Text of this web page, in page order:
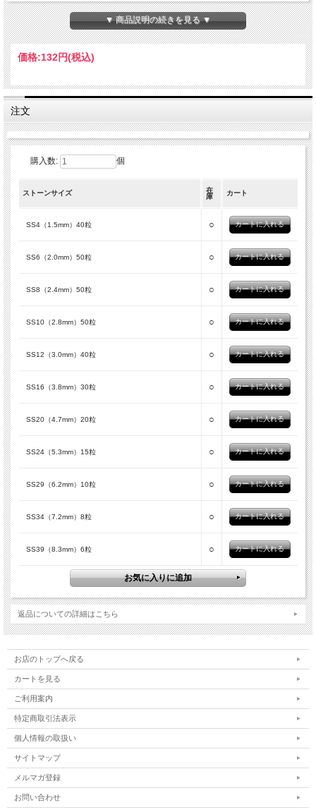
稀に少量欠けているストーンが入っていることもございます。
何卒ご容赦下さいませ。
大きいサイズは上から見てもあまり分からない程度ですが、
縁に細かい凹凸や淵がギザギザしているものもございます。
SS4（1.5mm）40粒
SS8 （2.4mm）50粒
SS10（2.8mm）50粒
SS12（3.0mm）40粒
SS16（3.8mm）30粒
SS20（4.7mm） 20粒
SS24（5.3mm） 15粒
SS34（7.2mm）8粒
▼ 商品説明の続きを見る ▼
価格:132円(税込)
注文
購入数: 個
ストーンサイズ
在
庫
カート
SS4（1.5mm）40粒 ○
SS6（2.0mm）50粒 ○
SS8（2.4mm）50粒 ○
SS10（2.8mm）50粒 ○
SS12（3.0mm）40粒 ○
SS16（3.8mm）30粒 ○
SS20（4.7mm）20粒 ○
SS24（5.3mm）15粒 ○
SS29（6.2mm）10粒 ○
SS34（7.2mm）8粒 ○
SS39（8.3mm）6粒 ○
返品についての詳細はこちら
お店のトップへ戻る
カートを見る
ご利用案内
特定商取引法表示
個人情報の取扱い
サイトマップ
メルマガ登録
お問い合わせ